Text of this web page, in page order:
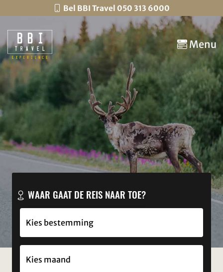
Bel BBI Travel 050 313 6000
Menu
WAAR GAAT DE REIS NAAR TOE?